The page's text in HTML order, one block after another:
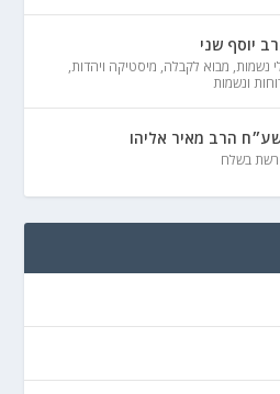
יוסף שני
נשמות, מבוא לקבלה, מיסטיקה ויהדות,
ונשמות
הרב מאיר אליהו
בשלח